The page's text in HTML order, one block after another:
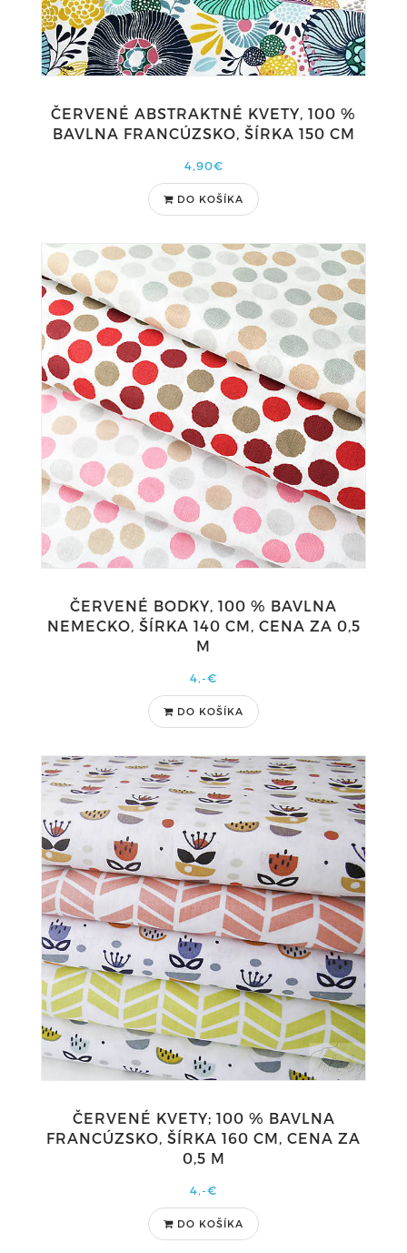
ČERVENÉ ABSTRAKTNÉ KVETY, 100 %
BAVLNA FRANCÚZSKO, ŠÍRKA 150 CM
4,90€
DO KOŠÍKA
ČERVENÉ BODKY, 100 % BAVLNA
NEMECKO, ŠÍRKA 140 CM, CENA ZA 0,5
M
4,-€
DO KOŠÍKA
ČERVENÉ KVETY; 100 % BAVLNA
FRANCÚZSKO, ŠÍRKA 160 CM, CENA ZA
0,5 M
4,-€
DO KOŠÍKA